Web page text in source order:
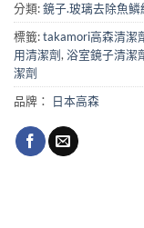
分類:鏡子.玻璃去除魚鱗
標籤:takamori高森清潔
用清潔劑, 浴室鏡子清潔
潔劑
品牌：
日本高森